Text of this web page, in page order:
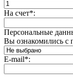
На счет*:
Персональные
Вы ознакомились с
E-mail*: